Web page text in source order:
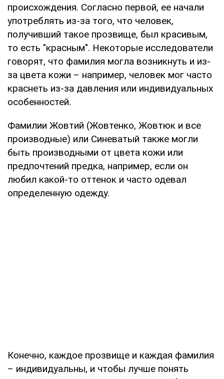
происхождения. Согласно первой, ее начали
употреблять из-за того, что человек,
получивший такое прозвище, был красивым,
то есть "красным". Некоторые исследователи
говорят, что фамилия могла возникнуть и из-
за цвета кожи – например, человек мог часто
краснеть из-за давления или индивидуальных
особенностей.
Фамилии Жовтий (Жовтенко, Жовтюк и все
производные) или Синеватый также могли
быть производными от цвета кожи или
предпочтений предка, например, если он
любил какой-то оттенок и часто одевал
определенную одежду.
Конечно, каждое прозвище и каждая фамилия
– индивидуальны, и чтобы лучше понять